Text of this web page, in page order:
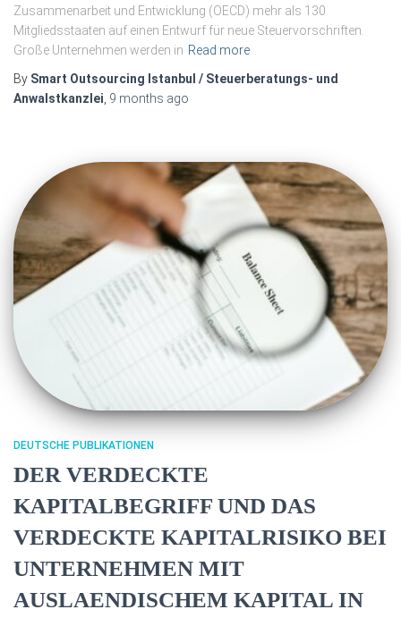
Zusammenarbeit und Entwicklung (OECD) mehr als 130
Mitgliedsstaaten auf einen Entwurf für neue Steuervorschriften.
Große Unternehmen werden in Read more
By Smart Outsourcing Istanbul / Steuerberatungs- und
Anwalstkanzlei 9 months ago
DEUTSCHE PUBLIKATIONEN
DER VERDECKTE
KAPITALBEGRIFF UND DAS
VERDECKTE KAPITALRISIKO BEI
UNTERNEHMEN MIT
AUSLAENDISCHEM KAPITAL IN